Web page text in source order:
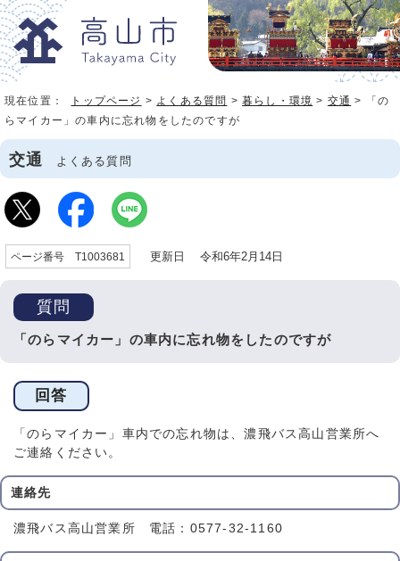
現在位置： トップページ > よくある質問 >暮らし・環境 > 交通 > 「の
らマイカー」の車内に忘れ物をしたのですが
交通 よくある質問
ページ番号 T1003681 更新日 令和6年2月14日
質問
「のらマイカー」の車内に忘れ物をしたのですが
回答
「のらマイカー」車内での忘れ物は、濃飛バス高山営業所へ
ご連絡ください。
連絡先
濃飛バス高山営業所 電話：0577-32-1160